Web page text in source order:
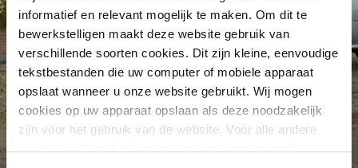
informatief en relevant mogelijk te maken. Om dit te
bewerkstelligen maakt deze website gebruik van
verschillende soorten cookies. Dit zijn kleine, eenvoudige
tekstbestanden die uw computer of mobiele apparaat
opslaat wanneer u onze website gebruikt. Wij mogen
cookies op uw apparaat opslaan als deze noodzakelijk
zijn voor het gebruik van de website. Voor alle andere